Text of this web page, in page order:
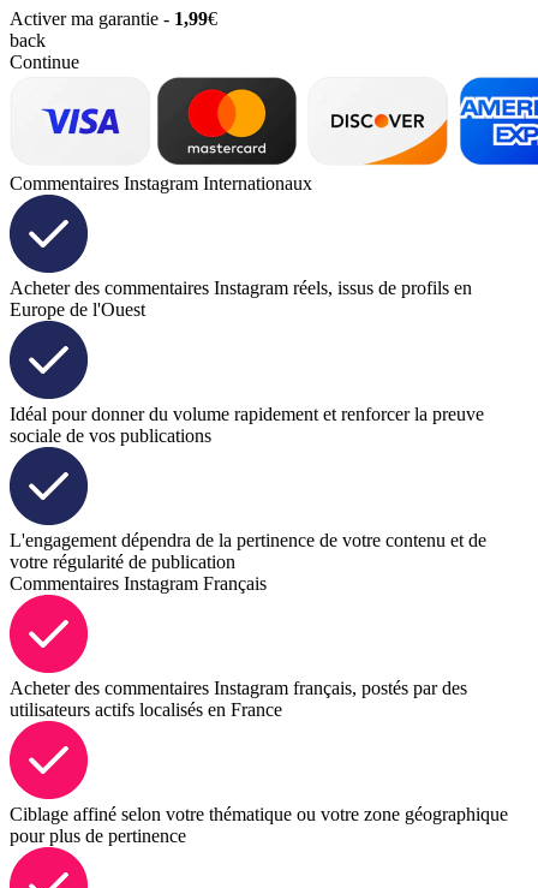
Activer ma garantie - 1,99€
back
Continue
Commentaires Instagram Internationaux
Acheter des commentaires Instagram réels, issus de profils en
Europe de l'Ouest
Idéal pour donner du volume rapidement et renforcer la preuve
sociale de vos publications
L'engagement dépendra de la pertinence de votre contenu et de
votre régularité de publication
Commentaires Instagram Français
Acheter des commentaires Instagram français, postés par des
utilisateurs actifs localisés en France
Ciblage affiné selon votre thématique ou votre zone géographique
pour plus de pertinence